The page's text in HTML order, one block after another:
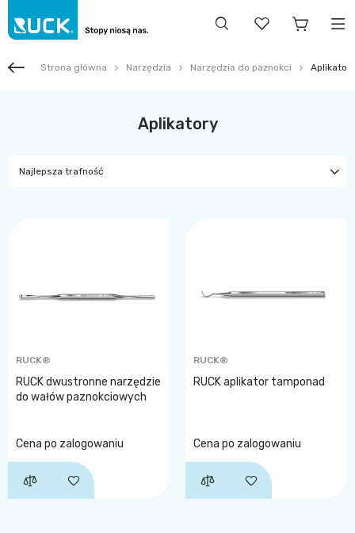
Strona główna Narzędzia Narzędzia do paznokci
Aplikatory
Najlepsza trafność
RUCK®
RUCK dwustronne narzędzie
do wałów paznokciowych
Cena po zalogowaniu
RUCK®
RUCK aplikator tamponad
Cena po zalogowaniu